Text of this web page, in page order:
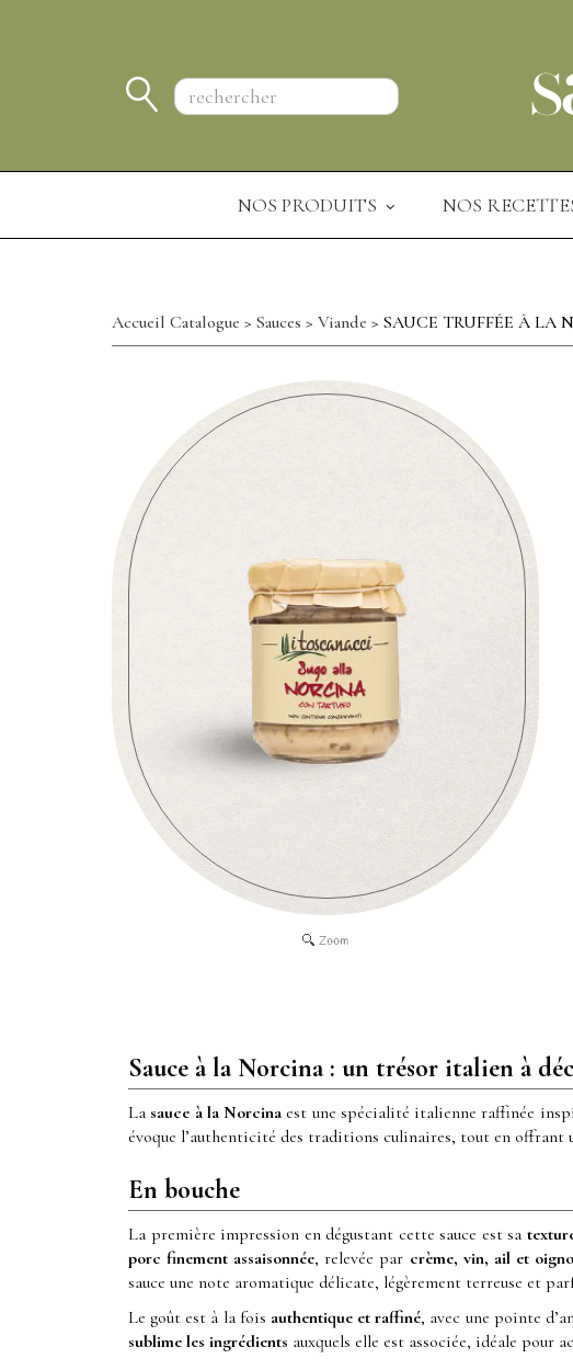
NOS PRODUITS NOS
Accueil Catalogue > Sauces > Viande > SAUCE TRUFFÉE À LA
Sauce à la Norcina : un trésor italien à
La sauce à la Norcina est une spécialité italienne raffinée
évoque l’authenticité des traditions culinaires, tout en offrant
En bouche
La première impression en dégustant cette sauce est sa
porc finement assaisonnée, relevée par crème, vin, ail et
sauce une note aromatique délicate, légèrement terreuse et
Le goût est à la fois authentique et raffiné, avec une pointe
sublime les ingrédients auxquels elle est associée, idéale pour